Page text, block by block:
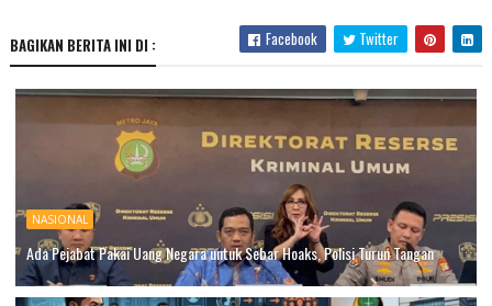
BAGIKAN BERITA INI DI : Facebook Twitter
NASIONAL
Ada Pejabat Pakai Uang Negara untuk Sebar Hoaks, Polisi Turun Tangan